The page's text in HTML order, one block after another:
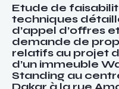
Etude de
techniques
d’appel d’offres
demande de
relatifs au projet
d’un immeuble
Standing au